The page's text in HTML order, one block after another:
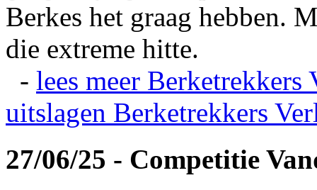
Berkes het graag hebben.
die extreme hitte.
- lees meer Berketrekkers
uitslagen Berketrekkers
27/06/25 - Competitie